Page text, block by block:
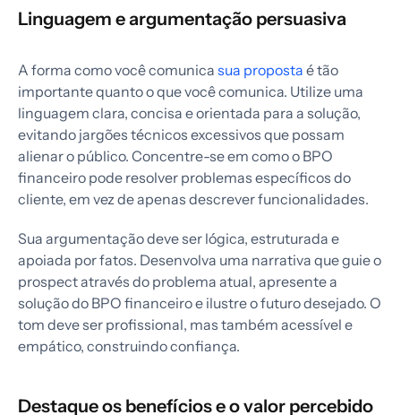
Linguagem e argumentação persuasiva
A forma como você comunica sua proposta é tão
importante quanto o que você comunica. Utilize uma
linguagem clara, concisa e orientada para a solução,
evitando jargões técnicos excessivos que possam
alienar o público. Concentre-se em como o BPO
financeiro pode resolver problemas específicos do
cliente, em vez de apenas descrever funcionalidades.
Sua argumentação deve ser lógica, estruturada e
apoiada por fatos. Desenvolva uma narrativa que guie o
prospect através do problema atual, apresente a
solução do BPO financeiro e ilustre o futuro desejado. O
tom deve ser profissional, mas também acessível e
empático, construindo confiança.
Destaque os benefícios e o valor percebido